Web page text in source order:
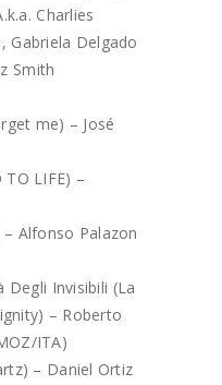
Charlies
Gabriela Delgado
Smith
me) – José
TO LIFE) –
Alfonso Palazon
Degli Invisibili (La
– Roberto
ITA)
– Daniel Ortiz